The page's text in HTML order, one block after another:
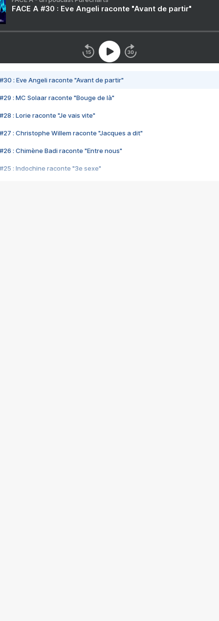
FACE A #30 : Eve Angeli raconte "Avant de partir"
#30 : Eve Angeli raconte "Avant de partir"
#29 : MC Solaar raconte "Bouge de là"
#28 : Lorie raconte "Je vais vite"
#27 : Christophe Willem raconte "Jacques a dit"
#26 : Chimène Badi raconte "Entre nous"
#25 : Indochine raconte "3e sexe"